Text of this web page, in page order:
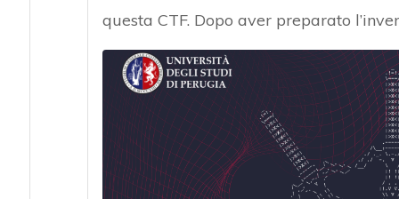
questa CTF. Dopo aver preparato